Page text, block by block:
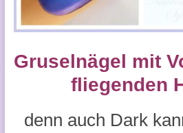
Gruselnägel mit
fliegenden
denn auch Dark